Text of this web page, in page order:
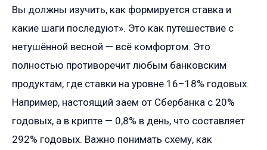
Вы должны изучить, как формируется ставка и
какие шаги последуют». Это как путешествие с
нетушённой весной — всё комфортом. Это
полностью противоречит любым банковским
продуктам, где ставки на уровне 16–18% годовых.
Например, настоящий заем от Сбербанка с 20%
годовых, а в крипте — 0,8% в день, что составляет
292% годовых. Важно понимать схему, как